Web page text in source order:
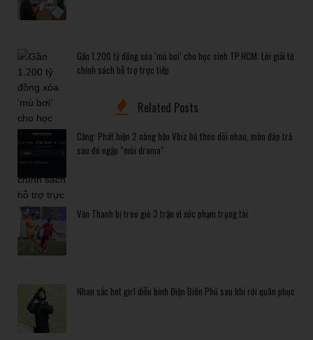
Gần 1.200 tỷ đồng xóa ‘mù bơi’ cho học sinh TP.HCM: Lời giải từ
chính sách hỗ trợ trực tiếp
Related Posts
Căng: Phát hiện 2 nàng hậu Vbiz bỏ theo dõi nhau, màn đáp trả
sau đó ngập “mùi drama”
Văn Thanh bị treo giò 3 trận vì xúc phạm trọng tài
Nhan sắc hot girl diễu binh Điện Biên Phủ sau khi rời quân phục